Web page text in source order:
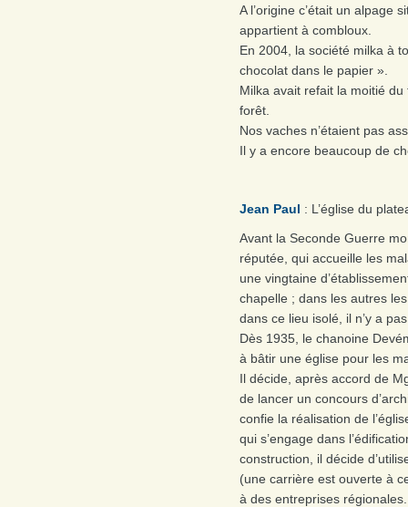
A l’origine c’était un alpage
appartient à combloux.
En 2004, la société milka à
chocolat dans le papier ».
Milka avait refait la moitié
forêt.
Nos vaches n’étaient pas
Il y a encore beaucoup de
Jean Paul : L’église du
Avant la Seconde Guerre
réputée, qui accueille les
une vingtaine
chapelle ; dans les autres
dans ce lieu isolé, il n’y a
Dès 1935, le chanoine
à bâtir une église pour les
Il décide, après accord de
de lancer un concours
confie la réalisation de
qui s’engage dans
construction, il décide
(une carrière est ouverte à
à des entreprises